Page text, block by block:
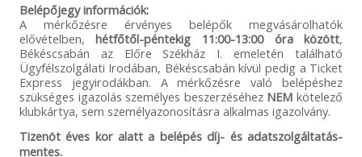
Belépőjegy információk:
A mérkőzésre érvényes belépők megvásárolhatók
elővételben,hétfőtől-péntekig 11:00-13:00 óra között,
Békéscsabán az Előre Székház I. emeletén található
Ügyfélszolgálati Irodában, Békéscsabán kívül pedig a Ticket
Express jegyirodákban. A mérkőzésre való belépéshez
szükséges igazolás személyes beszerzéséhez NEMkötelező
klubkártya, sem személyazonosításra alkalmas igazolvány.
Tizenöt éves kor alatt a belépés díj- és adatszolgáltatás-
mentes.